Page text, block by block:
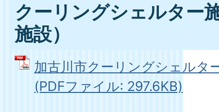
クーリングシェルター
施設）
加古川市クーリングシェルタ
(PDFファイル: 297.6KB)